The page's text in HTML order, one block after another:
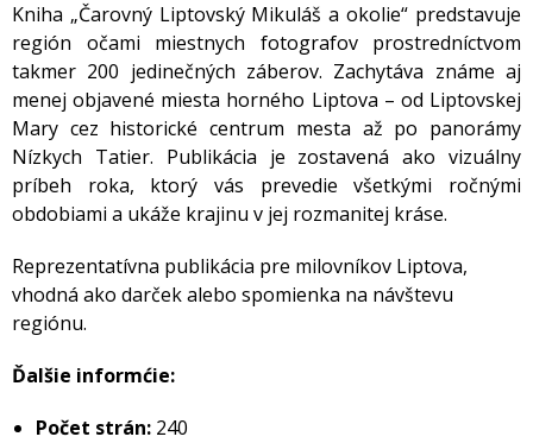
Kniha „Čarovný Liptovský Mikuláš a okolie“ predstavuje
región očami miestnych fotografov prostredníctvom
takmer 200 jedinečných záberov. Zachytáva známe aj
menej objavené miesta horného Liptova – od Liptovskej
Mary cez historické centrum mesta až po panorámy
Nízkych Tatier. Publikácia je zostavená ako vizuálny
príbeh roka, ktorý vás prevedie všetkými ročnými
obdobiami a ukáže krajinu v jej rozmanitej kráse.
Reprezentatívna publikácia pre milovníkov Liptova,
vhodná ako darček alebo spomienka na návštevu
regiónu.
Ďalšie informćie:
Počet strán: 240